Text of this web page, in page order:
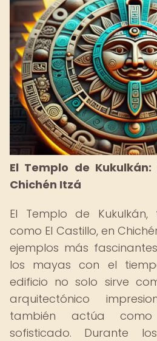
El Templo de
Chichén Itzá
El Templo de
como El Castillo, en
ejemplos más
los mayas con el
edificio no solo sirve
arquitectónico
también actúa
sofisticado. Durante